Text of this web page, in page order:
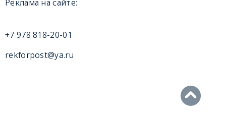
Реклама на сайте:
+7 978 818-20-01
rekforpost@ya.ru